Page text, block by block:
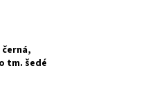
tm. šedé